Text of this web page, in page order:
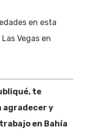
en esta
Vegas en
te
agradecer y
en Bahía